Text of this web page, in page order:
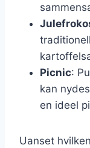
Picnic:
kan
en ideel
Uanset